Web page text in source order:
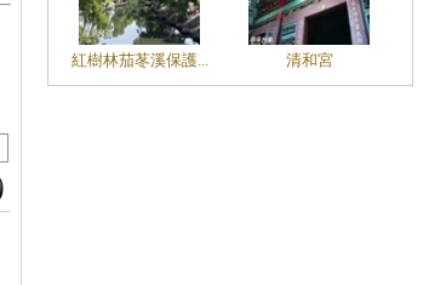
紅樹林茄苳溪保護... 清和宮